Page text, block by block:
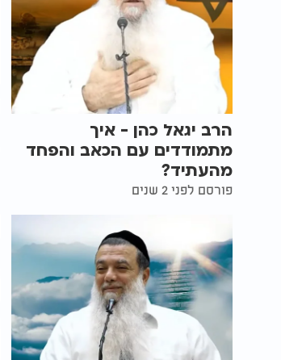
הרב יגאל כהן - איך
מתמודדים עם הכאב והפחד
מהעתיד?
פורסם לפני 2 שנים